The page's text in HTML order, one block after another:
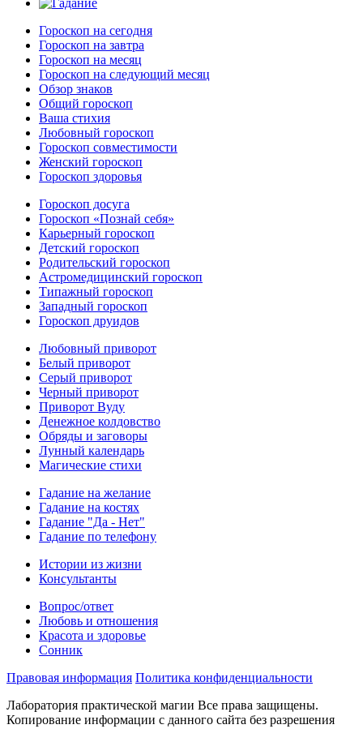
Гороскоп на сегодня
Гороскоп на завтра
Гороскоп на месяц
Гороскоп на следующий месяц
Обзор знаков
Общий гороскоп
Ваша стихия
Любовный гороскоп
Гороскоп совместимости
Женский гороскоп
Гороскоп здоровья
Гороскоп досуга
Гороскоп «Познай себя»
Карьерный гороскоп
Детский гороскоп
Родительский гороскоп
Астромедицинский гороскоп
Типажный гороскоп
Западный гороскоп
Гороскоп друидов
Любовный приворот
Белый приворот
Серый приворот
Черный приворот
Приворот Вуду
Денежное колдовство
Обряды и заговоры
Лунный календарь
Магические стихи
Гадание на желание
Гадание на костях
Гадание "Да - Нет"
Гадание по телефону
Истории из жизни
Консультанты
Вопрос/ответ
Любовь и отношения
Красота и здоровье
Сонник
Правовая информация Политика конфиденциальности
Лаборатория практической магии Все права защищены.
Копирование информации с данного сайта без разрешения